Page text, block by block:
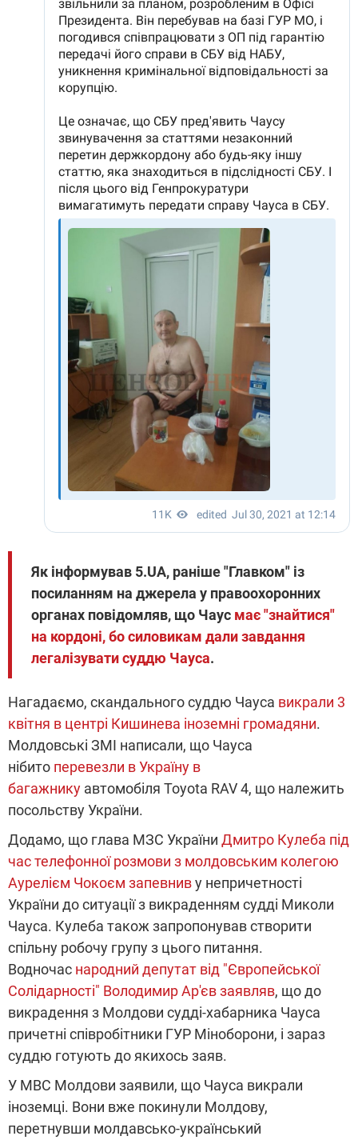
Як інформував 5.UA, раніше "Главком" із
посиланням на джерела у правоохоронних
органах повідомляв, що Чаус має "знайтися"
на кордоні, бо силовикам дали завдання
легалізувати суддю Чауса.
Нагадаємо, скандального суддю Чауса викрали 3
квітня в центрі Кишинева іноземні громадяни.
Молдовські ЗМІ написали, що Чауса
нібито перевезли в Україну в
багажнику автомобіля Toyota RAV 4, що належить
посольству України.
Додамо, що глава МЗС України Дмитро Кулеба під
час телефонної розмови з молдовським колегою
Аурелієм Чокоєм запевниву непричетності
України до ситуації з викраденням судді Миколи
Чауса. Кулеба також запропонував створити
спільну робочу групу з цього питання.
Водночас народний депутат від "Європейської
Солідарності" Володимир Ар'єв заявляв, що до
викрадення з Молдови судді-хабарника Чауса
причетні співробітники ГУР Міноборони, і зараз
суддю готують до якихось заяв.
У МВС Молдови заявили, що Чауса викрали
іноземці. Вони вже покинули Молдову,
перетнувши молдавсько-український